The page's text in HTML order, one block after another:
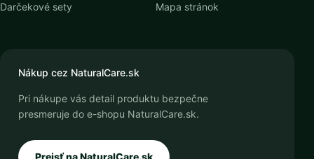
Darčekové sety
Mapa stránok
Nákup cez NaturalCare.sk
Pri nákupe vás detail produktu bezpečne
presmeruje do e-shopu NaturalCare.sk.
Prejsť na NaturalCare.sk